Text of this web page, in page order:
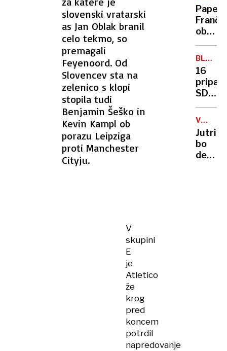
slovenski vratarski
as Jan Oblak branil
celo tekmo, so
premagali
Feyenoord. Od
Slovencev sta na
zelenico s klopi
stopila tudi
Benjamin Šeško in
Kevin Kampl ob
porazu Leipziga
proti Manchester
Cityju.
V
skupini
E
je
Atletico
že
krog
pred
koncem
potrdil
napredovanje
zanima
nakup
otoka
Papež
ob
božiču
in
leta
pomen
upanja
BLIŽNJI
VZHOD
16
SDF
ubitih
v
na
Sirije
Jutri
bo
delno